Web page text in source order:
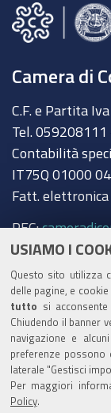
USIAMO I
Questo sito utilizza
delle pagine, e
tutto si
Chiudendo il banner
navigazione e
preferenze possono
laterale "Gestisci
Per maggiori
Policy
Camera di
C.F. e Partita
Tel. 059208111
Contabilità
IT75Q 01000
Fatt. elettronica
PEC:
Trasparenza
Albo Camerale
Pubblicità
Area